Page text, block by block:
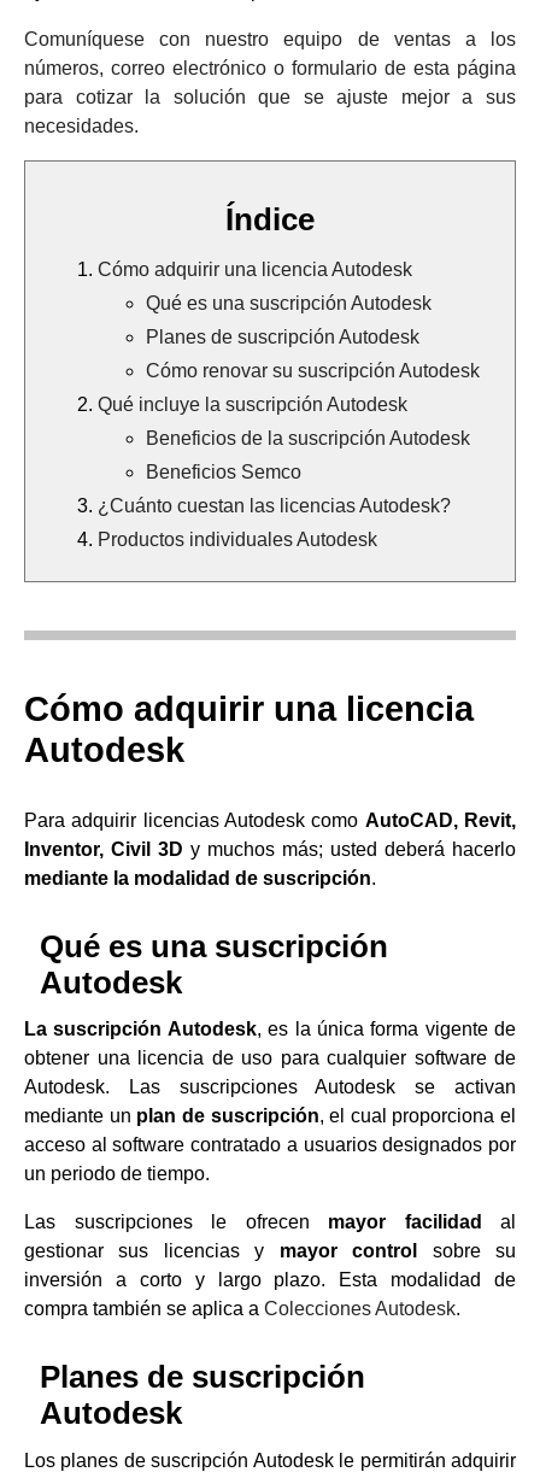
Comuníquese con nuestro equipo de ventas a los
números, correo electrónico o formulario de esta página
para cotizar la solución que se ajuste mejor a sus
necesidades.
Índice
Cómo adquirir una licencia Autodesk
Qué es una suscripción Autodesk
Planes de suscripción Autodesk
Cómo renovar su suscripción Autodesk
Qué incluye la suscripción Autodesk
Beneficios de la suscripción Autodesk
Beneficios Semco
¿Cuánto cuestan las licencias Autodesk?
Productos individuales Autodesk
Cómo adquirir una licencia
Autodesk
Para adquirir licencias Autodesk como AutoCAD, Revit,
Inventor, Civil 3D y muchos más; usted deberá hacerlo
mediante la modalidad de suscripción.
Qué es una suscripción
Autodesk
La suscripción Autodesk, es la única forma vigente de
obtener una licencia de uso para cualquier software de
Autodesk. Las suscripciones Autodesk se activan
mediante un plan de suscripción, el cual proporciona el
acceso al software contratado a usuarios designados por
un periodo de tiempo.
Las suscripciones le ofrecen mayor facilidad
al
gestionar sus licencias y mayor control
sobre su
inversión a corto y largo plazo. Esta modalidad de
compra también se aplica a Colecciones Autodesk.
Planes de suscripción
Autodesk
Los planes de suscripción Autodesk le permitirán adquirir